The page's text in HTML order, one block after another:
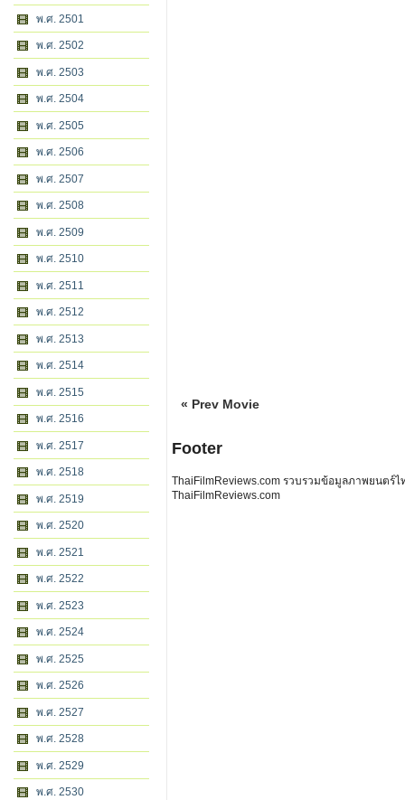
พ.ศ. 2501
พ.ศ. 2502
พ.ศ. 2503
พ.ศ. 2504
พ.ศ. 2505
พ.ศ. 2506
พ.ศ. 2507
พ.ศ. 2508
พ.ศ. 2509
พ.ศ. 2510
พ.ศ. 2511
พ.ศ. 2512
พ.ศ. 2513
พ.ศ. 2514
พ.ศ. 2515
พ.ศ. 2516
พ.ศ. 2517
พ.ศ. 2518
พ.ศ. 2519
พ.ศ. 2520
พ.ศ. 2521
พ.ศ. 2522
พ.ศ. 2523
พ.ศ. 2524
พ.ศ. 2525
พ.ศ. 2526
พ.ศ. 2527
พ.ศ. 2528
พ.ศ. 2529
พ.ศ. 2530
« Prev Movie
Footer
ThaiFilmReviews.com รวบรวมข้อมูลภาพยนตร์
ThaiFilmReviews.com